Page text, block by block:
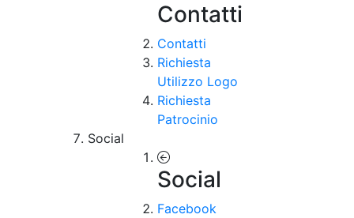
Contatti
Contatti
Richiesta
Utilizzo Logo
Richiesta
Patrocinio
Social
Social
Facebook